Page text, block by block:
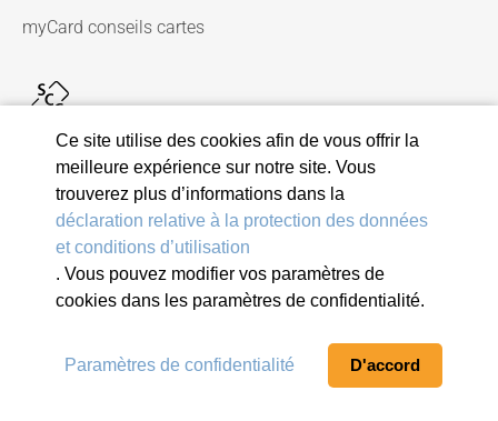
Ce site utilise des cookies afin de vous offrir la
meilleure expérience sur notre site. Vous
trouverez plus d’informations dans la
déclaration relative à la protection des données
et conditions d’utilisation
. Vous pouvez modifier vos paramètres de
cookies dans les paramètres de confidentialité.
Paramètres de confidentialité D'accord
myCard conseils cartes
© 2026 Viseca Card Services SA
Signaler un e-mail suspect
Paramètres de confidentialité